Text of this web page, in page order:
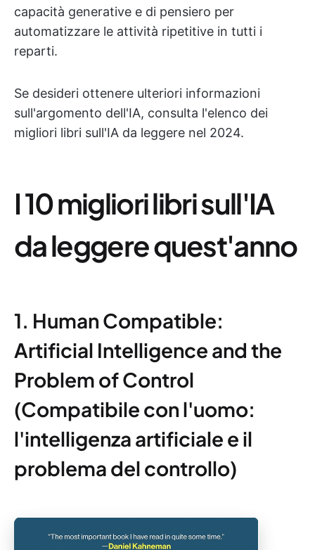
capacità generative e di pensiero per
automatizzare le attività ripetitive in tutti i
reparti.
Se desideri ottenere ulteriori informazioni
sull'argomento dell'IA, consulta l'elenco dei
migliori libri sull'IA da leggere nel 2024.
I 10 migliori libri sull'IA
da leggere quest'anno
1. Human Compatible:
Artificial Intelligence and the
Problem of Control
(Compatibile con l'uomo:
l'intelligenza artificiale e il
problema del controllo)